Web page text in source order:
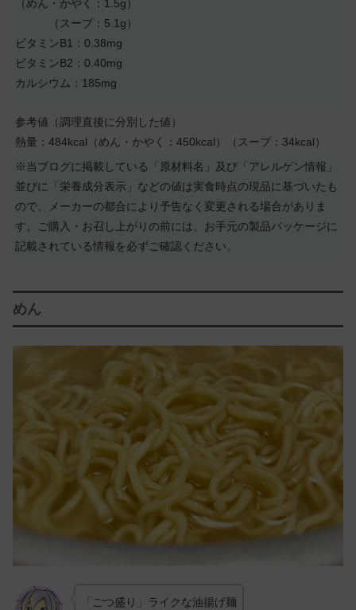
（めん・かやく：1.5g）
（スープ：5.1g）
ビタミンB1：0.38mg
ビタミンB2：0.40mg
カルシウム：185mg
参考値（調理直後に分別した値）
熱量：484kcal（めん・かやく：450kcal）（スープ：34kcal）
※当ブログに掲載している「原材料名」及び「アレルゲン情報」
並びに「栄養成分表示」などの値は実食時点の現品に基づいたも
ので、メーカーの都合により予告なく変更される場合がありま
す。ご購入・お召し上がりの前には、お手元の製品パッケージに
記載されている情報を必ずご確認ください。
めん
「ごつ盛り」ライクな油揚げ麺